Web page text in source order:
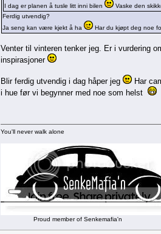
I dag er planen å tusle litt inni bilen
Vaske den
Ferdig utvendig?
Ja seng kan være kjekt å ha
Har du kjøpt deg noe
Venter til vinteren tenker jeg. Er i vurdering
inspirasjoner
Blir ferdig utvendig i dag håper jeg
Har
i hue før vi begynner med noe som helst
You'll never walk alone
Proud member of Senkemafia'n